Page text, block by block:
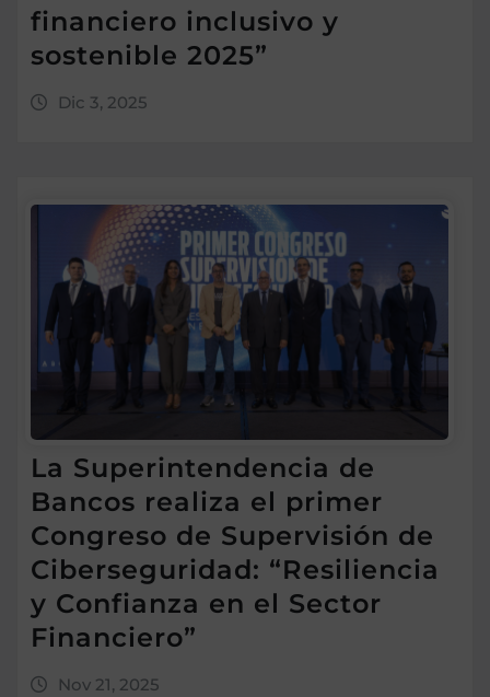
financiero inclusivo y
sostenible 2025”
Dic 3, 2025
La Superintendencia de
Bancos realiza el primer
Congreso de Supervisión de
Ciberseguridad: “Resiliencia
y Confianza en el Sector
Financiero”
Nov 21, 2025